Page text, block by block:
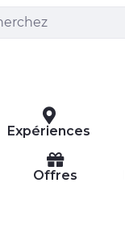
Expériences
Offres